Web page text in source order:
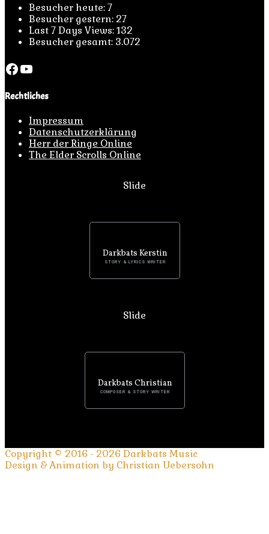
Besucher heute:7
Besucher gestern:27
Last 7 Days Views:132
Besucher gesamt: 3.072
Facebook
YouTube
Rechtliches
Impressum
Datenschutzerklärung
Herr der Ringe Online
The Elder Scrolls Online
Slide
Darkbats Kerstin
STORY & LYRICS WRITER
Slide
Darkbats Christian
COMPOSER & STORY WRITER
Copyright © 2016 - 2026 Darkbats Music
Design & Animation by Christian Uebersohn